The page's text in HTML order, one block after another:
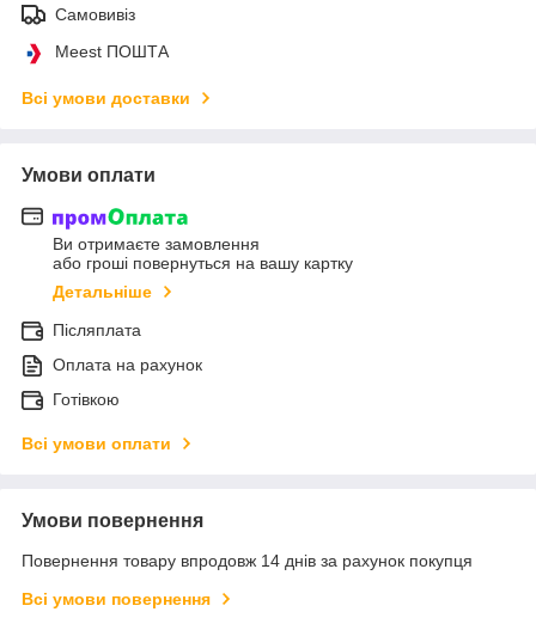
Самовивіз
Meest ПОШТА
Всі умови доставки
Умови оплати
Ви отримаєте замовлення
або гроші повернуться на вашу картку
Детальніше
Післяплата
Оплата на рахунок
Готівкою
Всі умови оплати
Умови повернення
Повернення товару впродовж 14 днів за рахунок покупця
Всі умови повернення